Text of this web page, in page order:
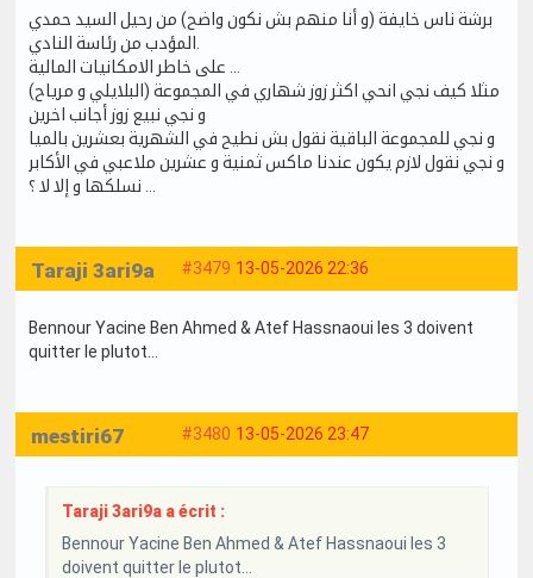
برشة ناس خايفة (و أنا منهم بش نكون واضح) من رحيل السيد حمدي
مثلا كيف نجي انحي اكثر زوز شهاري في المجموعة (البلايلي و مرياح)
و نجي نبيع زوز أجانب اخرين
و نجي للمجموعة الباقية نقول بش نطيح في الشهرية بعشرين بالميا
و نجي نقول لازم يكون عندنا ماكس ثمنية و عشرين ملاعبي في الأكابر
… نسلكها و إلا لا ؟
#3479 13-05-2026 22:36
Taraji 3ari9a
Bennour Yacine Ben Ahmed & Atef Hassnaoui les 3 doivent
quitter le plutot…
#3480 13-05-2026 23:47
mestiri67
Taraji 3ari9a a écrit :
Bennour Yacine Ben Ahmed & Atef Hassnaoui les 3
doivent quitter le plutot…